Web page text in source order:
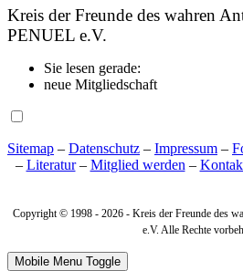
Kreis der Freunde des wahren
PENUEL e.V.
Sie lesen gerade:
neue Mitgliedschaft
Sitemap – Datenschutz – Impressum –
– Literatur– Mitglied werden –
Copyright © 1998 - 2026 - Kreis der Freunde des
e.V. Alle Rechte
Mobile Menu Toggle